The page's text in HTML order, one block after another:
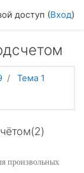
доступ (Вход)
Тема 1
произвольных